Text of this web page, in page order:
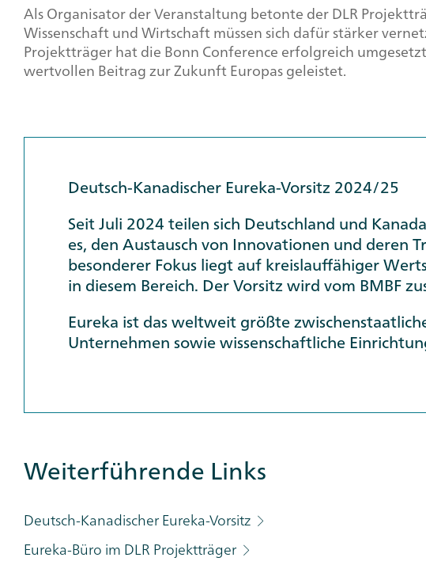
Als Organisator der Veranstaltung betonte der DLR
Wissenschaft und Wirtschaft müssen sich dafür stärker
Projektträger hat die Bonn Conference erfolgreich
wertvollen Beitrag zur Zukunft Europas geleistet.
Info
Deutsch-Kanadischer Eureka-Vorsitz 2024/25
Seit Juli 2024 teilen sich Deutschland und
es, den Austausch von Innovationen und deren
besonderer Fokus liegt auf kreislauffähiger
in diesem Bereich. Der Vorsitz wird vom BMBF
Eureka ist das weltweit größte
Unternehmen sowie wissenschaftliche
Additional
Links
Category
Weiterführende Links
Deutsch-Kanadischer Eureka-Vorsitz
Eureka-Büro im DLR Projektträger